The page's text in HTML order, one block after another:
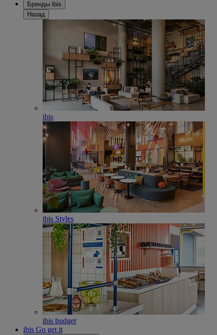
Бренды ibis
Назад
ibis
ibis Styles
ibis budget
ibis Go get it